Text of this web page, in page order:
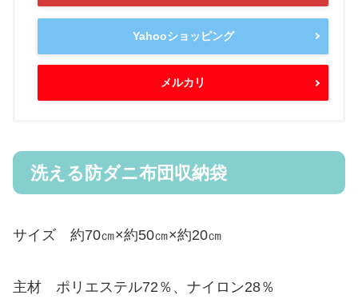
Yahooショッピング
メルカリ
洗える防ダニ布団収納袋
サイズ 約70㎝×約50㎝×約20㎝
主材 ポリエステル72％、ナイロン28％